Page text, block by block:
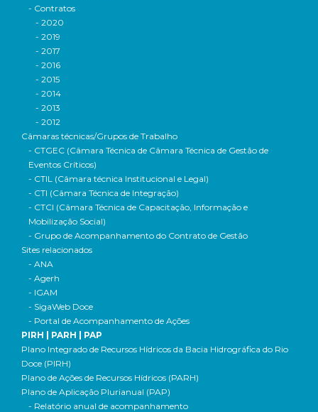
- Contratos
- 2020
- 2019
- 2017
- 2016
- 2015
- 2014
- 2013
- 2012
Câmaras técnicas/Grupos de Trabalho
- CTGEC (Câmara Técnica de Câmara Técnica de Gestão de
Eventos Críticos)
- CTIL (Câmara técnica Institucional e Legal)
- CTI (Câmara Técnica de Integração)
- CTCI (Câmara Técnica de Capacitação, Informação e
Mobilização Social)
- Grupo de Acompanhamento do Contrato de Gestão
Sites relacionados
- ANA
- Agerh
- IGAM
- SigaWeb Doce
- Portal de Acompanhamento de Ações
PIRH | PARH | PAP
Plano Integrado de Recursos Hídricos da Bacia Hidrográfica do Rio
Doce (PIRH)
Plano de Ações de Recursos Hídricos (PARH)
Plano de Aplicação Plurianual (PAP)
- Relatório anual de acompanhamento